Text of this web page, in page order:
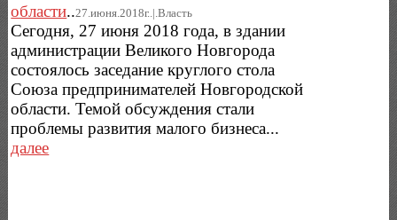
области..27.июня.2018г..|.Власть
Сегодня, 27 июня 2018 года, в здании
администрации Великого Новгорода
состоялось заседание круглого стола
Союза предпринимателей Новгородской
области. Темой обсуждения стали
проблемы развития малого бизнеса...
далее